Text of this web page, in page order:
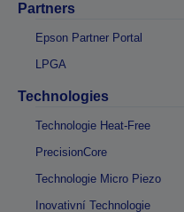
Partners
Epson Partner Portal
LPGA
Technologies
Technologie Heat-Free
PrecisionCore
Technologie Micro Piezo
Inovativní Technologie